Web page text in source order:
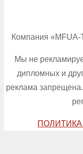
Компания
Мы не
дипломных и
реклама